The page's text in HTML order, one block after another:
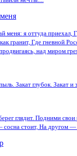
меня: я оттуда приехал,
гранит, Где гневной
над миром
Закат глубок. Закат и
глядит. Подними
стоит, На другом —